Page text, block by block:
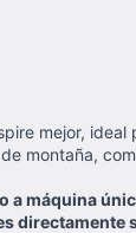
mejor,
montaña,
a máquina
directamente